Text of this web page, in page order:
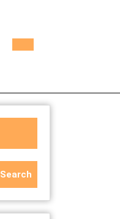
Search